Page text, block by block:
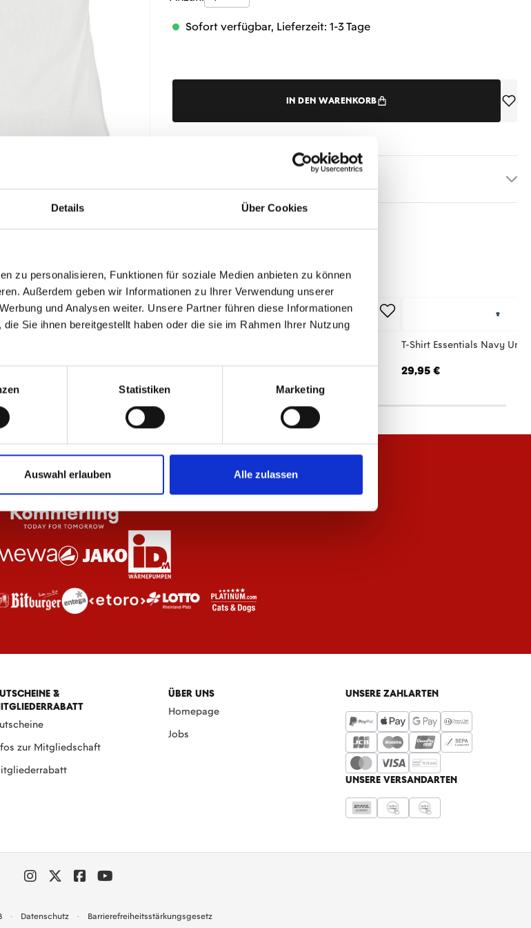
Details Über Cookies
zu personalisieren, Funktionen für soziale Medien anbieten zu können
Außerdem geben wir Informationen zu Ihrer Verwendung unserer
und Analysen weiter. Unsere Partner führen diese Informationen
Sie ihnen bereitgestellt haben oder die sie im Rahmen Ihrer Nutzung
Statistiken Marketing
Auswahl erlauben Alle zulassen
Sofort verfügbar, Lieferzeit: 1-3 Tage
IN DEN WARENKORB
29,95 € 29,95 €
T-Shirt Essentials Navy
29,95 €
&
zur Mitgliedschaft
ÜBER UNS
Homepage
Jobs
UNSERE ZAHLARTEN
UNSERE VERSANDARTEN
Datenschutz Barrierefreiheitsstärkungsgesetz